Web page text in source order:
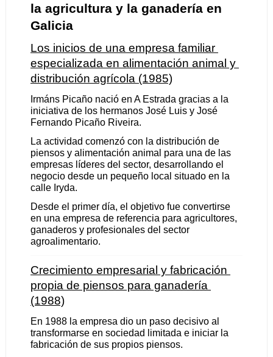
la agricultura y la ganadería en
Galicia
Los inicios de una empresa familiar
especializada en alimentación animal y
distribución agrícola (1985)
Irmáns Picaño nació en A Estrada gracias a la
iniciativa de los hermanos José Luis y José
Fernando Picaño Riveira.
La actividad comenzó con la distribución de
piensos y alimentación animal para una de las
empresas líderes del sector, desarrollando el
negocio desde un pequeño local situado en la
calle Iryda.
Desde el primer día, el objetivo fue convertirse
en una empresa de referencia para agricultores,
ganaderos y profesionales del sector
agroalimentario.
Crecimiento empresarial y fabricación
propia de piensos para ganadería
(1988)
En 1988 la empresa dio un paso decisivo al
transformarse en sociedad limitada e iniciar la
fabricación de sus propios piensos.